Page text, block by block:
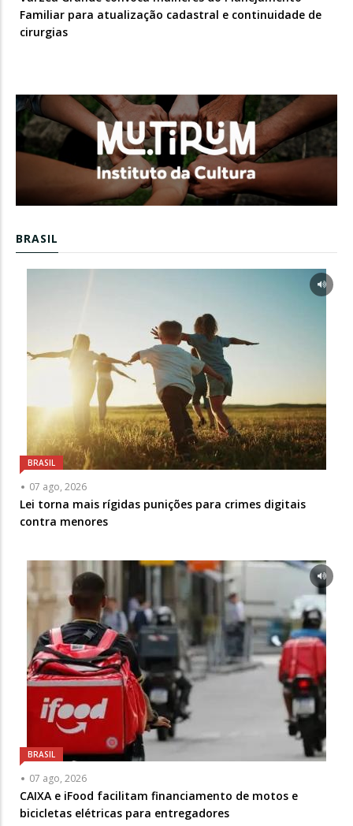
Familiar para atualização cadastral e continuidade de
cirurgias
BRASIL
BRASIL
07 ago, 2026
Lei torna mais rígidas punições para crimes digitais
contra menores
BRASIL
07 ago, 2026
CAIXA e iFood facilitam financiamento de motos e
bicicletas elétricas para entregadores